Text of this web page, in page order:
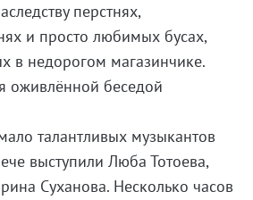
перстнях,
и просто любимых бусах,
в недорогом магазинчике.
оживлённой беседой
талантливых музыкантов
выступили Люба Тотоева,
Суханова. Несколько часов